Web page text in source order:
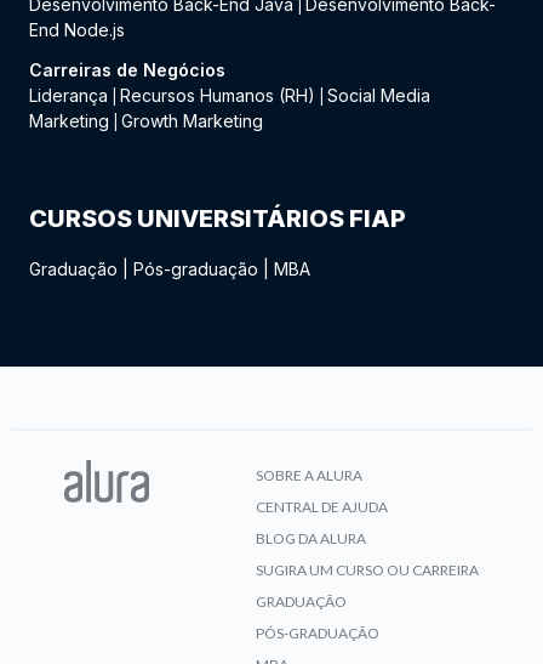
Desenvolvimento Back-End Java
Desenvolvimento Back-
End Node.js
Carreiras de Negócios
Liderança
Recursos Humanos (RH)
Social Media
Marketing
Growth Marketing
CURSOS UNIVERSITÁRIOS FIAP
Graduação Pós-graduação MBA
SOBRE A ALURA
CENTRAL DE AJUDA
BLOG DA ALURA
SUGIRA UM CURSO OU CARREIRA
GRADUAÇÃO
PÓS-GRADUAÇÃO